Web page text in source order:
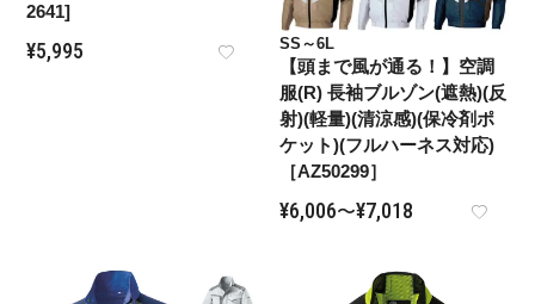
2641]
¥5,995 SS～6L
【頭まで風が通る！】空調
服(R) 長袖ブルゾン(遮熱)(反
射)(軽量)(清涼感)(保冷剤ポ
ケット)(フルハーネス対応)
［AZ50299］
¥6,006〜¥7,018